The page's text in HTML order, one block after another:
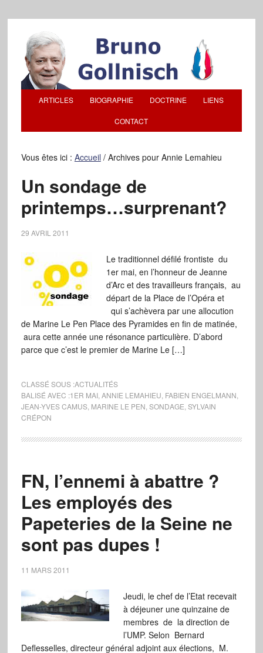
ARTICLES BIOGRAPHIE DOCTRINE LIENS
CONTACT
Vous êtes ici : Accueil /Archives pour Annie Lemahieu
Un sondage de
printemps…surprenant?
29 AVRIL 2011
Le traditionnel défilé frontiste du
1er mai, en l’honneur de Jeanne
d’Arc et des travailleurs français, au
départ de la Place de l’Opéra et
qui s’achèvera par une allocution
de Marine Le Pen Place des Pyramides en fin de matinée,
aura cette année une résonance particulière. D’abord
parce que c’est le premier de Marine Le […]
CLASSÉ SOUS :ACTUALITÉS
BALISÉ AVEC :1ER MAI, ANNIE LEMAHIEU FABIEN ENGELMANN
JEAN-YVES CAMUS, MARINE LE PEN SONDAGE SYLVAIN
CRÉPON
FN, l’ennemi à abattre ?
Les employés des
Papeteries de la Seine ne
sont pas dupes !
11 MARS 2011
Jeudi, le chef de l’Etat recevait
à déjeuner une quinzaine de
membres de la direction de
l’UMP. Selon Bernard
Deflesselles, directeur général adjoint aux élections, M.